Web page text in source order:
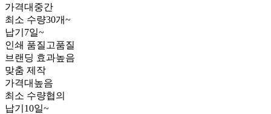
가격대 중간
최소 수량30개~
납기 7일~
인쇄 품질 고품질
브랜딩 효과높음
맞춤 제작
가격대 높음
최소 수량협의
납기 10일~